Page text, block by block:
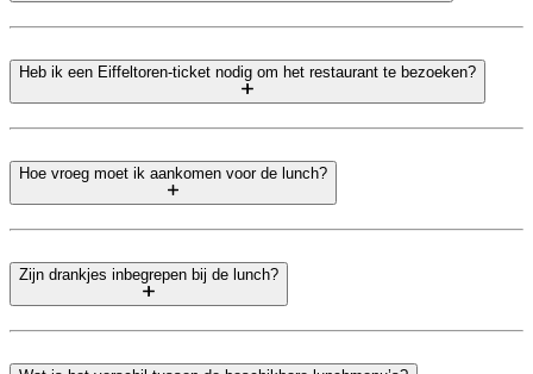
Heb ik een Eiffeltoren-ticket nodig om het restaurant te bezoeken?
Hoe vroeg moet ik aankomen voor de lunch?
Zijn drankjes inbegrepen bij de lunch?